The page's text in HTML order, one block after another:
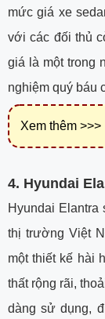
mức giá xe
với các đối thủ
giá là một trong
nghiệm quý báu
Xem thêm >>>
4. Hyundai
Hyundai
thị trường Việt
một thiết kế hài
thất rộng rãi,
dàng sử dụng,